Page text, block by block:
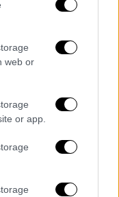
web or
or app.